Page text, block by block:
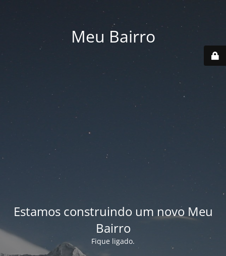
Meu Bairro
Estamos construindo um novo Meu
Bairro
Fique ligado.